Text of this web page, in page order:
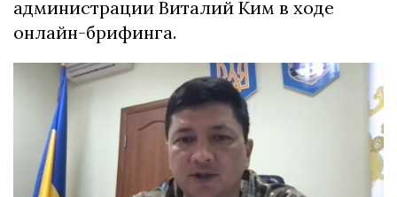
администрации Виталий Ким в ходе
онлайн-брифинга.